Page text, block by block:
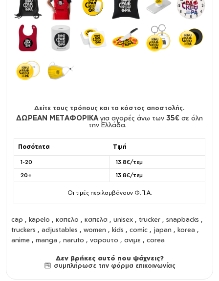
Δείτε τους τρόπους και το κόστος αποστολής.
ΔΩΡΕΑΝ ΜΕΤΑΦΟΡΙΚΑ για αγορές άνω των 35€ σε όλη
την Ελλάδα.
Ποσότητα Τιμή
1-20
13.8€/τεμ
20+
13.8€/τεμ
Οι τιμές περιλαμβάνουν Φ.Π.Α.
cap , kapelo , καπελο , καπελα , unisex , trucker , snapbacks ,
truckers , adjustables , women , kids , comic , japan , korea ,
anime , manga , naruto , ναρουτο , ανιμε , corea
Δεν βρήκες αυτό που ψάχνεις?
συμπλήρωσε την φόρμα επικοινωνίας